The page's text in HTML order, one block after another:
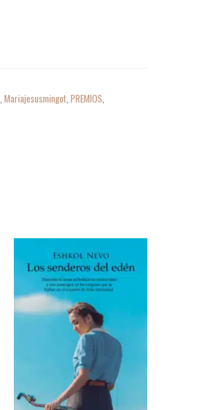
Mariajesusmingot, PREMIOS